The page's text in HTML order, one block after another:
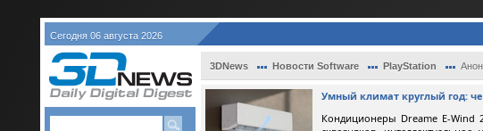
Сегодня 06 августа 2026
3DNews Новости Software PlayStation
Умный климат круглый год:
Кондиционеры Dreame E-Wind